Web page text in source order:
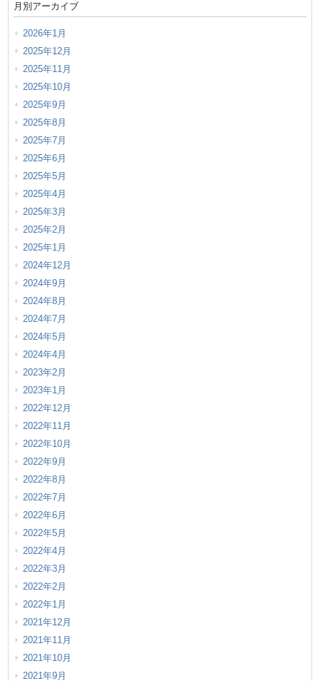
月別アーカイブ
2026年1月
2025年12月
2025年11月
2025年10月
2025年9月
2025年8月
2025年7月
2025年6月
2025年5月
2025年4月
2025年3月
2025年2月
2025年1月
2024年12月
2024年9月
2024年8月
2024年7月
2024年5月
2024年4月
2023年2月
2023年1月
2022年12月
2022年11月
2022年10月
2022年9月
2022年8月
2022年7月
2022年6月
2022年5月
2022年4月
2022年3月
2022年2月
2022年1月
2021年12月
2021年11月
2021年10月
2021年9月